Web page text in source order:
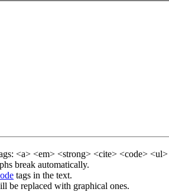
<a> <em> <strong> <cite> <code>
break automatically.
tags in the text.
be replaced with graphical ones.